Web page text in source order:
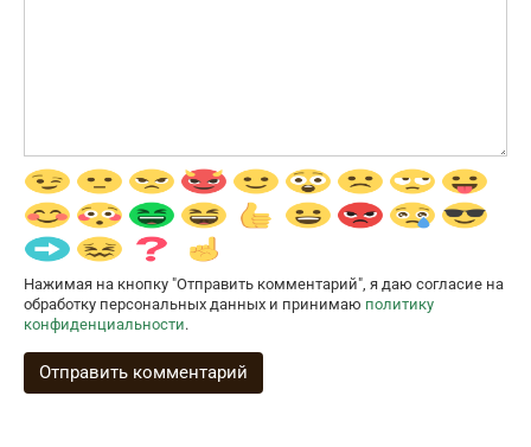
Нажимая на кнопку "Отправить комментарий", я даю согласие на
обработку персональных данных и принимаю политику
конфиденциальности.